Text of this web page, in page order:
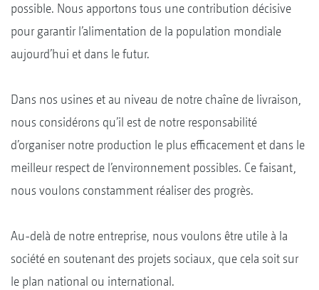
possible. Nous apportons tous une contribution décisive
pour garantir l’alimentation de la population mondiale
aujourd’hui et dans le futur.
Dans nos usines et au niveau de notre chaîne de livraison,
nous considérons qu’il est de notre responsabilité
d’organiser notre production le plus efficacement et dans le
meilleur respect de l’environnement possibles. Ce faisant,
nous voulons constamment réaliser des progrès.
Au-delà de notre entreprise, nous voulons être utile à la
société en soutenant des projets sociaux, que cela soit sur
le plan national ou international.